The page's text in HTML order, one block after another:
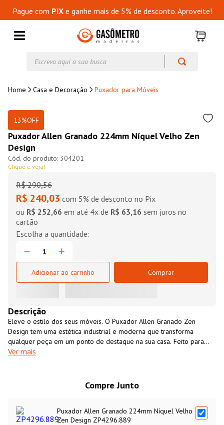
Pague com PIXe ganhe mais de 5% de desconto. Aproveite!
Casa e Decoração Puxador para Móveis
13%OFF
Puxador Allen Granado 224mm Níquel Velho Zen
Design
304201
Clique e veja!
R$ 290,56
R$ 240,03 com 5% de desconto no Pix
ou R$ 252,66 em até 4x de R$ 63,16 sem juros no
cartão
Adicionar ao carrinho Comprar
Descrição
Eleve o estilo dos seus móveis. O Puxador Allen Granado Zen
Design tem uma estética industrial e moderna que transforma
qualquer peça em um ponto de destaque na sua casa. Feito para
durar, o Puxador Allen Granado é fabricado em liga de zinco
Ver mais
Compre Junto
Puxador Allen Granado 224mm Níquel Velho
Zen Design ZP4296.889